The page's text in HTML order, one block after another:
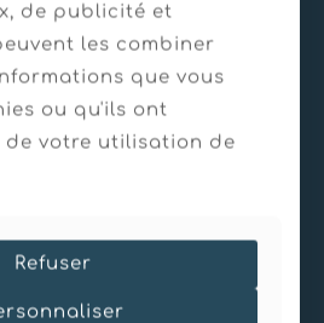
basé au coeur
de publicité et
les combiner
que vous
ou qu'ils ont
de votre utilisation de
Refuser